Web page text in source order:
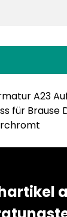
A23
für Brause